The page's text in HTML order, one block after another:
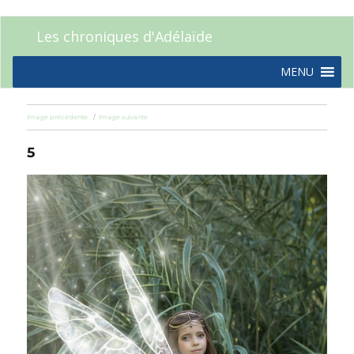
Les chroniques d'Adélaïde
MENU
Image précédente Image suivante
5